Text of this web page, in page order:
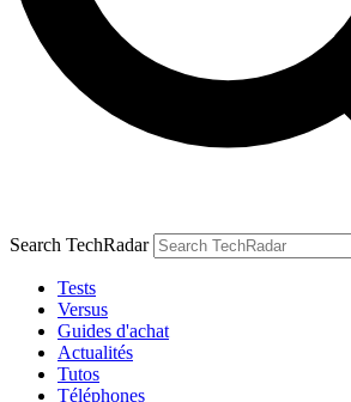
Search TechRadar
Tests
Versus
Guides d'achat
Actualités
Tutos
Téléphones